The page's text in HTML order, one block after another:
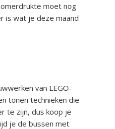
moet nog
is wat je deze maand
van LEGO-
tonen technieken die
te zijn, dus koop je
je de bussen met